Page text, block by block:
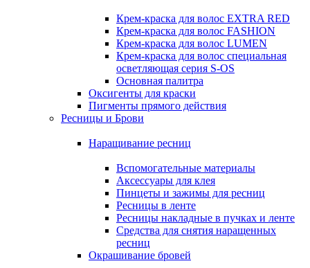
Крем-краска для волос EXTRA RED
Крем-краска для волос FASHION
Крем-краска для волос LUMEN
Крем-краска для волос специальная
осветляющая серия S-OS
Основная палитра
Оксигенты для краски
Пигменты прямого действия
Ресницы и Брови
Наращивание ресниц
Вспомогательные материалы
Аксессуары для клея
Пинцеты и зажимы для ресниц
Ресницы в ленте
Ресницы накладные в пучках и ленте
Средства для снятия наращенных
ресниц
Окрашивание бровей